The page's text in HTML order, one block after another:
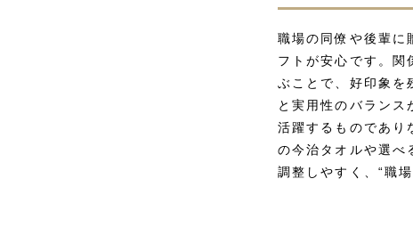
職場の同僚や後輩に
フトが安心です。関
ぶことで、好印象を
と実用性のバラン
活躍するものであり
の今治タオルや選べ
調整しやすく、“職